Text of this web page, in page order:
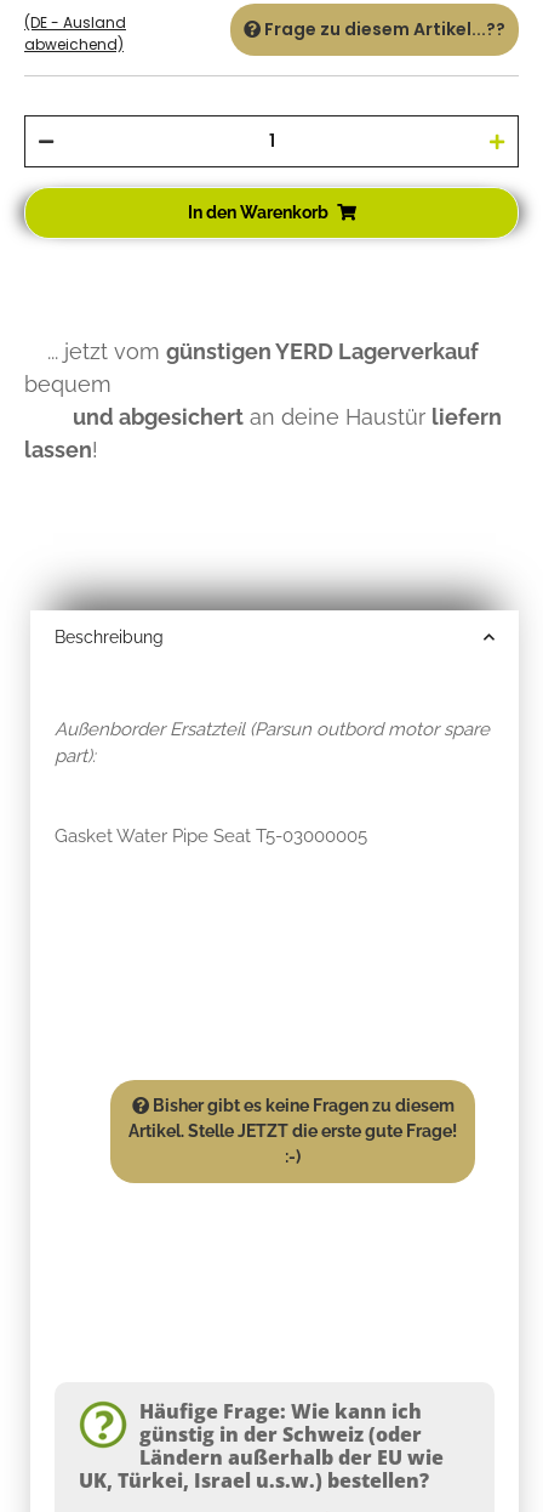
(DE - Ausland
abweichend)
Frage zu diesem Artikel...??
In den Warenkorb
... jetzt vom günstigen YERD Lagerverkauf
bequem
und abgesichert an deine Haustür liefern
lassen!
Beschreibung
Außenborder Ersatzteil (Parsun outbord motor spare
part):
Gasket Water Pipe Seat T5-03000005
Bisher gibt es keine Fragen zu diesem
Artikel. Stelle JETZT die erste gute Frage!
:-)
Häufige Frage: Wie kann ich
günstig in der Schweiz (oder
Ländern außerhalb der EU wie
UK, Türkei, Israel u.s.w.) bestellen?